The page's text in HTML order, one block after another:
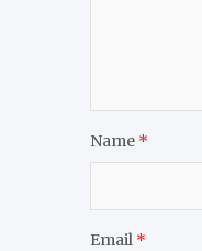
Name *
Email *